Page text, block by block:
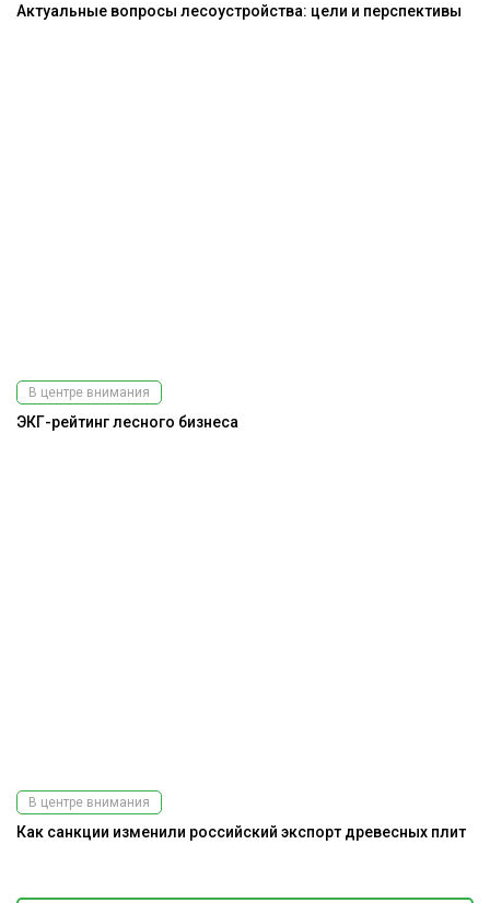
Актуальные вопросы лесоустройства: цели и перспективы
В центре внимания
ЭКГ-рейтинг лесного бизнеса
В центре внимания
Как санкции изменили российский экспорт древесных плит